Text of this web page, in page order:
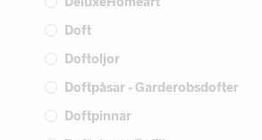
Doft
Doftoljor
Doftpåsar - Garderobsdofter
Doftpinnar